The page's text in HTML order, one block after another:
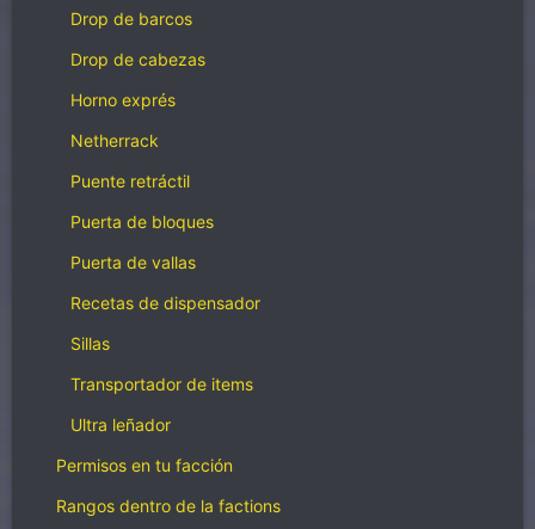
Drop de barcos
Drop de cabezas
Horno exprés
Netherrack
Puente retráctil
Puerta de bloques
Puerta de vallas
Recetas de dispensador
Sillas
Transportador de items
Ultra leñador
Permisos en tu facción
Rangos dentro de la factions